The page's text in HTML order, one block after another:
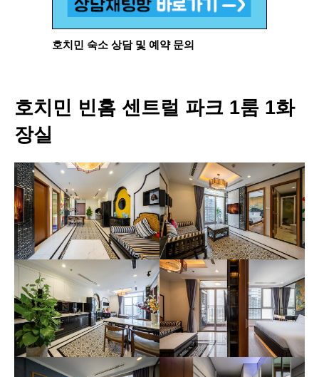
호치민 숙소 상담 및 예약 문의
호치민 빈홈 센트럴 파크 1룸 1화
장실